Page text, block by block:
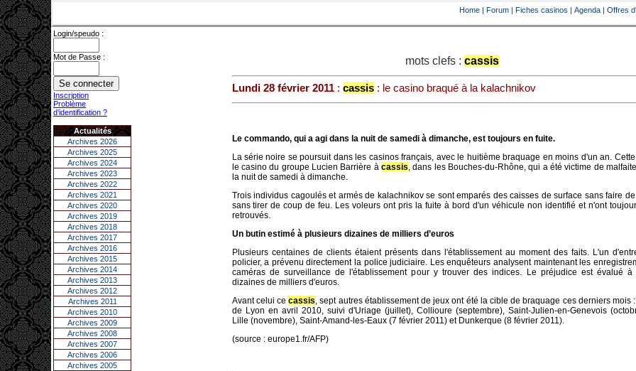
Home | Forum | Fiches casinos | Agenda | Offres
Login/speudo :
Mot de Passe :
Inscription
Problème
d'identification ?
Actualités
Archives 2026
Archives 2025
Archives 2024
Archives 2023
Archives 2022
Archives 2021
Archives 2020
Archives 2019
Archives 2018
Archives 2017
Archives 2016
Archives 2015
Archives 2014
Archives 2013
Archives 2012
Archives 2011
Archives 2010
Archives 2009
Archives 2008
Archives 2007
Archives 2006
Archives 2005
mots clefs : cassis
Lundi 28 février 2011: cassis: le casino braqué à la kalachnikov
Le commando, qui a agi dans la nuit de samedi à dimanche, est toujours en fuite.
La série noire se poursuit dans les casinos français, avec le huitième braquage en moins d'un an.
le casino du groupe Lucien Barrière à cassis, dans les Bouches-du-Rhône, qui a été victime de
la nuit de samedi à dimanche.
Trois individus cagoulés et armés de kalachnikov se sont emparés des caisses de surface sans faire
sans tirer de coup de feu. Les voleurs ont pris la fuite à bord d'un véhicule non identifié et n'ont
retrouvés.
Un butin estimé à plusieurs dizaines de milliers d’euros
Plusieurs centaines de clients étaient présents dans l'établissement au moment des faits. L'un
policier, a prévenu directement la police judiciaire. Les enquêteurs analysent maintenant les
caméras de surveillance de l'établissement pour y trouver des indices. Le préjudice est évalué à
dizaines de milliers d'euros.
Avant celui cecassis, sept autres établissement de jeux ont été la cible de braquage ces derniers mois
de Lyon en avril 2010, suivi d'Uriage (juillet), Collioure (septembre), Saint-Julien-en-Genevois
Lille (novembre), Saint-Amand-les-Eaux (7 février 2011) et Dunkerque (8 février 2011).
(source : europe1.fr/AFP)